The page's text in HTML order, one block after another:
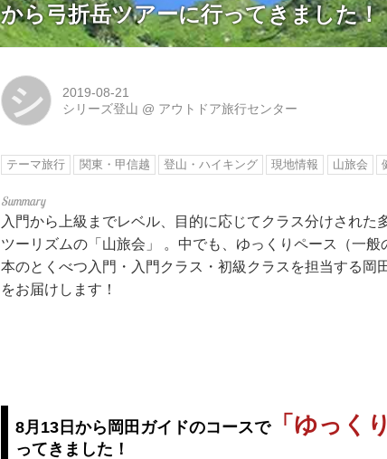
から弓折岳ツアーに行ってきました！
シ
2019-08-21
シリーズ登山 @ アウトドア旅行センター
テーマ旅行 関東・甲信越 登山・ハイキング 現地情報 山旅会
入門から上級までレベル、目的に応じてクラス分けされ
ツーリズムの「山旅会」 。中でも、ゆっくりペース（一
本のとくべつ入門・入門クラス・初級クラスを担当する岡
をお届けします！
8月13日から岡田ガイドのコースで「ゆっく
ってきました！